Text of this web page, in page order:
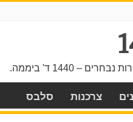
– 1440 ד' ביממה.
צרכנות סלבס